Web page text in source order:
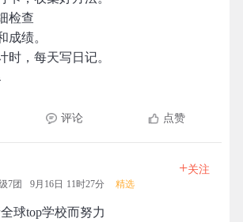
检查
成绩。
时，每天写日记。
评论 点赞
7团 9月16日 11时27分 精选
+关注
球top学校而努力